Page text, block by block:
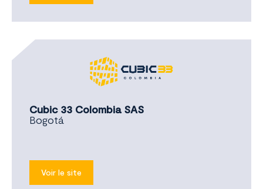
Cubic 33 Colombia SAS
Bogotá
Voir le site